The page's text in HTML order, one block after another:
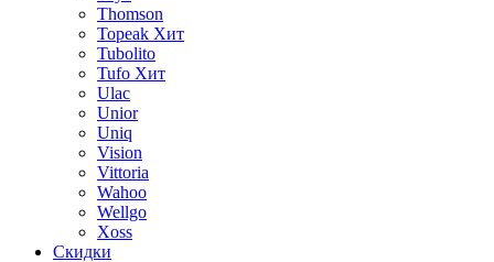
Thomson
Topeak Хит
Tubolito
Tufo Хит
Ulac
Unior
Uniq
Vision
Vittoria
Wahoo
Wellgo
Xoss
Скидки